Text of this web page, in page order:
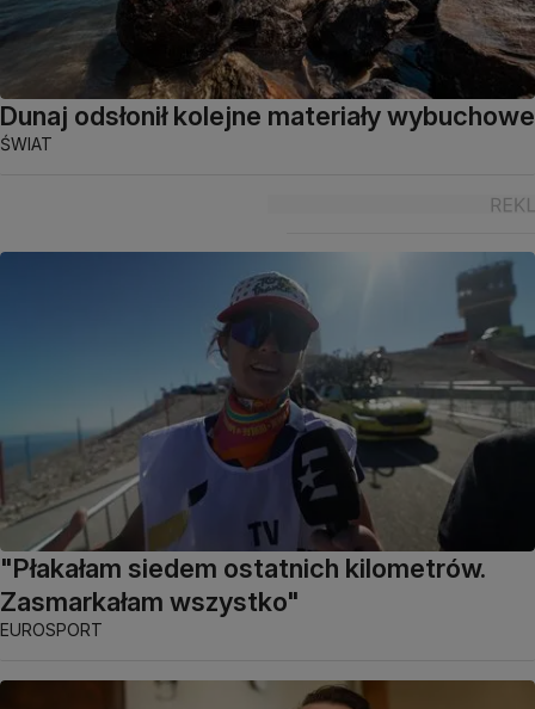
Dunaj odsłonił kolejne materiały wybuchowe
ŚWIAT
"Płakałam siedem ostatnich kilometrów.
Zasmarkałam wszystko"
EUROSPORT